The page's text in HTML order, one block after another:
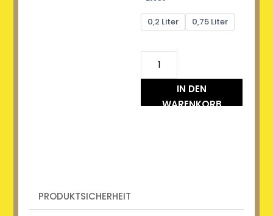
0,2 Liter 0,75 Liter
Marillen-
Frizzante
IN DEN
WARENKORB
PRODUKTSICHERHEIT